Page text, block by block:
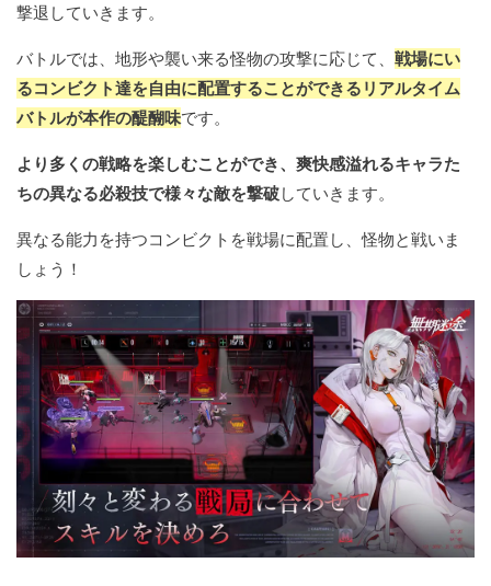
撃退していきます。
バトルでは、地形や襲い来る怪物の攻撃に応じて、 戦場にい
るコンビクト達を自由に配置することができるリアルタイム
バトルが本作の醍醐味です。
より多くの戦略を楽しむことができ、爽快感溢れるキャラた
ちの異なる必殺技で様々な敵を撃破していきます。
異なる能力を持つコンビクトを戦場に配置し、怪物と戦いま
しょう！